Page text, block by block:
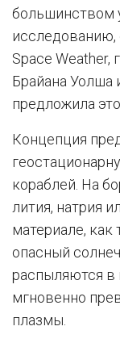
большинством
исследованию,
Space Weather,
Брайана Уолша
предложила
Концепция
кораблей. На
лития, натрия
материале,
опасный
распыляются в
мгновенно
плазмы.